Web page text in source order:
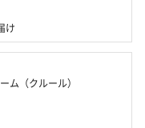
け
ム（クルール）